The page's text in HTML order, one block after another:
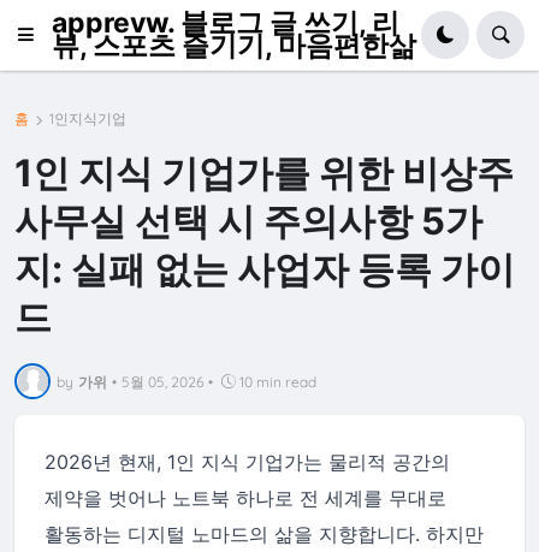
apprevw. 블로그 글 쓰기, 리
뷰, 스포츠 즐기기, 마음편한삶
홈 1인지식기업
1인 지식 기업가를 위한 비상주
사무실 선택 시 주의사항 5가
지: 실패 없는 사업자 등록 가이
드
by 가위 • 5월 05, 2026 • 10 min read
2026년 현재, 1인 지식 기업가는 물리적 공간의
제약을 벗어나 노트북 하나로 전 세계를 무대로
활동하는 디지털 노마드의 삶을 지향합니다. 하지만